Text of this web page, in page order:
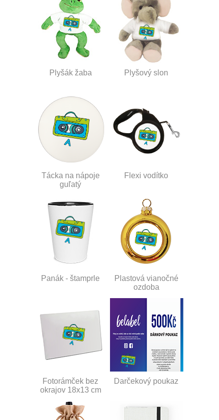
Plyšák žaba Plyšový slon
Tácka na nápoje
guľatý
Flexi vodítko
Panák - štamprle
Plastová vianočné
ozdoba
Fotorámček bez
okrajov 18x13 cm
Darčekový poukaz